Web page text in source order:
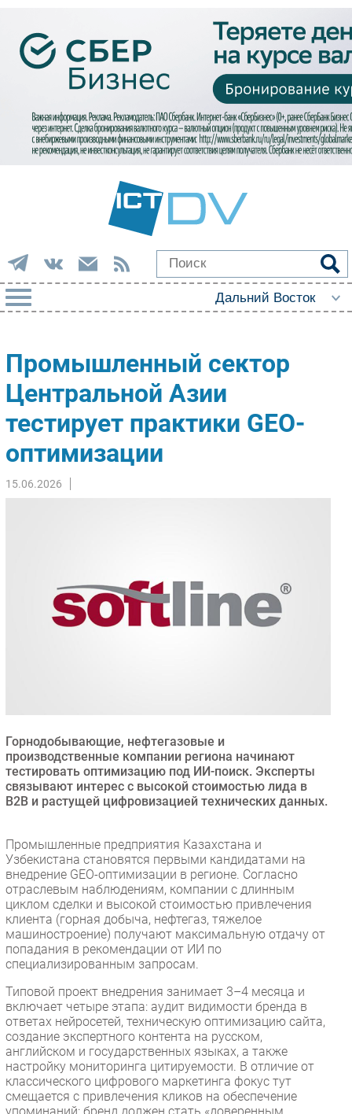
Импорто­замещение
Автоматизация Промышленности
Интернет
Мобильная связь
Фиксированная связь
Интеграция
Outsourcing
Инновации
CIO/Управление ИТ
Гаджеты
РАЗДЕЛЫ
Новости
Аналитика
Интервью
Мероприятия
IT класс
Тестовый стенд
Каталог компаний
Промышленный сектор
Центральной Азии
тестирует практики GEO-
оптимизации
15.06.2026
Горнодобывающие, нефтегазовые и
производственные компании региона начинают
тестировать оптимизацию под ИИ-поиск. Эксперты
связывают интерес с высокой стоимостью лида в
B2B и растущей цифровизацией технических данных.
Промышленные предприятия Казахстана и
Узбекистана становятся первыми кандидатами на
внедрение GEO-оптимизации в регионе. Согласно
отраслевым наблюдениям, компании с длинным
циклом сделки и высокой стоимостью привлечения
клиента (горная добыча, нефтегаз, тяжелое
машиностроение) получают максимальную отдачу от
попадания в рекомендации от ИИ по
специализированным запросам.
Типовой проект внедрения занимает 3–4 месяца и
включает четыре этапа: аудит видимости бренда в
ответах нейросетей, техническую оптимизацию сайта,
создание экспертного контента на русском,
английском и государственных языках, а также
настройку мониторинга цитируемости. В отличие от
классического цифрового маркетинга фокус тут
смещается с привлечения кликов на обеспечение
упоминаний: бренд должен стать «доверенным